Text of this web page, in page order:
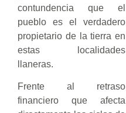
contundencia que el
pueblo es el verdadero
propietario de la tierra en
estas localidades
llaneras.
Frente al retraso
financiero que afecta